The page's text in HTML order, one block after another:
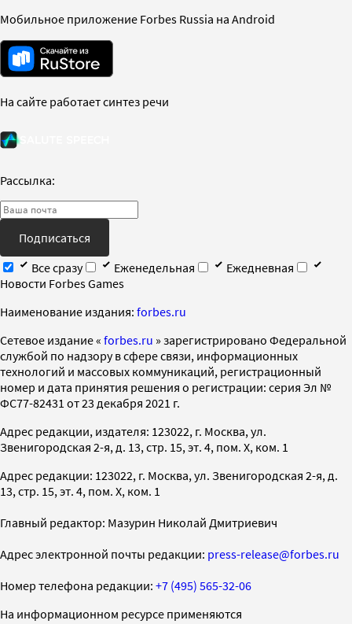
Мобильное приложение Forbes Russia на Android
На сайте работает синтез речи
Рассылка:
Подписаться
Все сразу
Еженедельная
Ежедневная
Новости Forbes Games
Наименование издания: forbes.ru
Cетевое издание « forbes.ru » зарегистрировано Федеральной
службой по надзору в сфере связи, информационных
технологий и массовых коммуникаций, регистрационный
номер и дата принятия решения о регистрации: серия Эл №
ФС77-82431 от 23 декабря 2021 г.
Адрес редакции, издателя: 123022, г. Москва, ул.
Звенигородская 2-я, д. 13, стр. 15, эт. 4, пом. X, ком. 1
Адрес редакции: 123022, г. Москва, ул. Звенигородская 2-я, д.
13, стр. 15, эт. 4, пом. X, ком. 1
Главный редактор: Мазурин Николай Дмитриевич
Адрес электронной почты редакции: press-release@forbes.ru
Номер телефона редакции: +7 (495) 565-32-06
На информационном ресурсе применяются